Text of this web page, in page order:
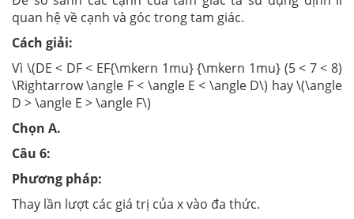
quan hệ về cạnh và góc trong tam giác.
Cách giải:
Vì \(DE < DF < EF{\mkern 1mu} {\mkern 1mu} (5 < 7 < 8)
\Rightarrow \angle F < \angle E < \angle D\) hay \(\angle
D > \angle E > \angle F\)
Chọn A.
Câu 6:
Phương pháp:
Thay lần lượt các giá trị của x vào đa thức.